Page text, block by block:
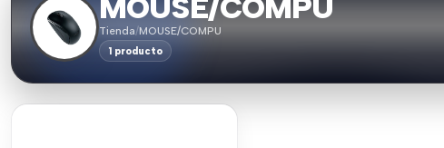
MOUSE/COMPU
Tienda/MOUSE/COMPU
1 producto